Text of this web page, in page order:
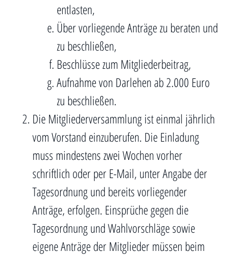
entlasten,
Über vorliegende Anträge zu beraten und
zu beschließen,
Beschlüsse zum Mitgliederbeitrag,
Aufnahme von Darlehen ab 2.000 Euro
zu beschließen.
Die Mitgliederversammlung ist einmal jährlich
vom Vorstand einzuberufen. Die Einladung
muss mindestens zwei Wochen vorher
schriftlich oder per E-Mail, unter Angabe der
Tagesordnung und bereits vorliegender
Anträge, erfolgen. Einsprüche gegen die
Tagesordnung und Wahlvorschläge sowie
eigene Anträge der Mitglieder müssen beim